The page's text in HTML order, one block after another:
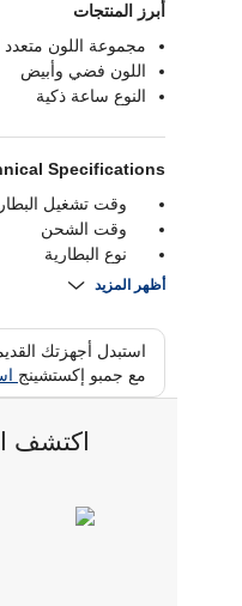
أبرز المنتجات
مجموعة اللون متعدد
اللون فضي وأبيض
النوع ساعة ذكية
Specifications
وقت تشغيل
وقت الشحن
نوع البطارية
بلوتوث
قدرة البطارية
واي فاي
نوع العرض
عرض الحجم
أظهر المزيد
استبدل أجهزتك
مع جمبو إكستشينج
اكتشف